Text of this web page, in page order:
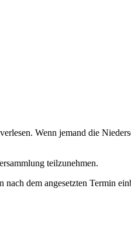
Wenn jemand die
teilzunehmen.
dem angesetzten Termin